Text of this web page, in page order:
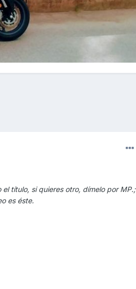
título, si quieres otro, dímelo por MP.;
es éste.